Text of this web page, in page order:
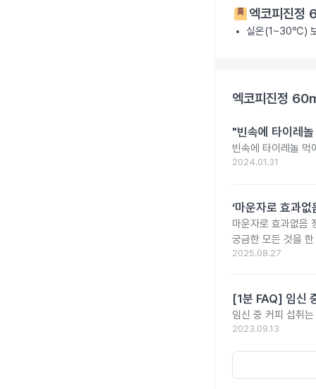
엑코피진정
실온(1~30℃)
엑코피진정
"빈속에 타이레
빈속에 타이레놀 먹
2024.01.31
‘마운자로 효과
마운자로 효과없음
궁금한 모든 것을
2025.08.27
[1분 FAQ] 임신
임신 중 커피 섭취
2023.09.13